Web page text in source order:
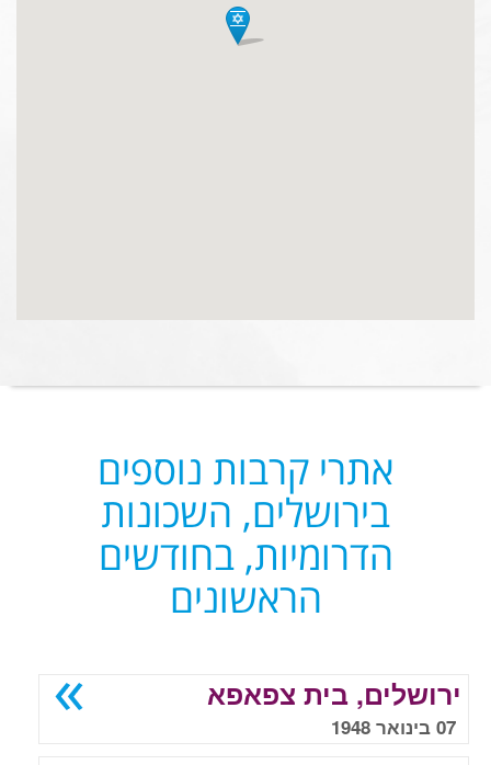
אתרי קרבות נוספים
בירושלים, השכונות
הדרומיות, בחודשים
הראשונים
ירושלים, בית צפאפא
07 בינואר 1948